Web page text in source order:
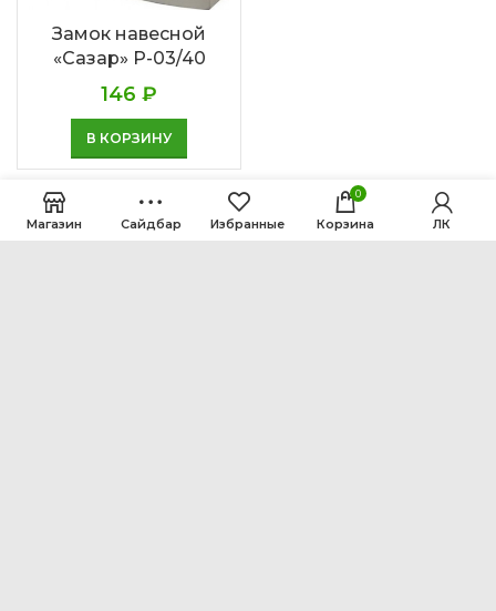
Замок навесной
«Сазар» Р-03/40
146 ₽
В КОРЗИНУ
Магазин Сайдбар Избранные
0
Корзина ЛК